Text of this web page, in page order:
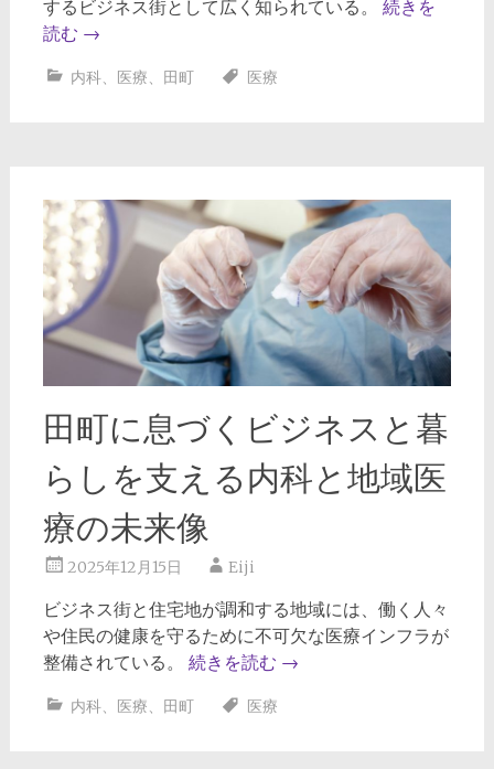
するビジネス街として広く知られている。 続きを
読む →
内科、 医療、 田町 医療
田町に息づくビジネスと暮
らしを支える内科と地域医
療の未来像
2025年12月15日 Eiji
ビジネス街と住宅地が調和する地域には、働く人々
や住民の健康を守るために不可欠な医療インフラが
整備されている。 続きを読む →
内科、 医療 田町 医療